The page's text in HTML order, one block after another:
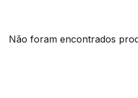
Não foram encontrados